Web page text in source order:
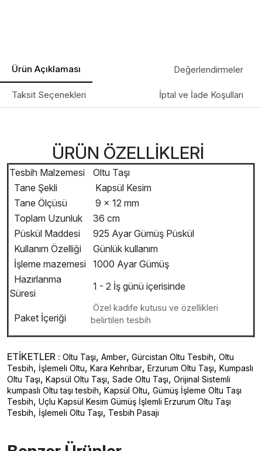
Ürün Açıklaması Değerlendirmeler
Taksit Seçenekleri İptal ve İade Koşulları
ÜRÜN ÖZELLİKLERİ
Tesbih Malzemesi
Oltu Taşı
Tane Şekli
Kapsül Kesim
Tane Ölçüsü
9 x 12 mm
Toplam Uzunluk
36 cm
Püskül Maddesi
925 Ayar Gümüş Püskül
Kullanım Özelliği
Günlük kullanım
İşleme mazemesi 1000 Ayar Gümüş
Hazırlanma
Süresi
1 - 2 İş günü içerisinde
Paket İçeriği
Özel kadife kutusu ve özellikleri
belirtilen tesbih
ETİKETLER : Oltu Taşı, Amber, Gürcistan Oltu Tesbih, Oltu
Tesbih, İşlemeli Oltu, Kara Kehribar, Erzurum Oltu Taşı, Kumpaslı
Oltu Taşı, Kapsül Oltu Taşı, Sade Oltu Taşı, Orijinal Sistemli
kumpaslı Oltu taşı tesbih, Kapsül Oltu, Gümüş İşleme Oltu Taşı
Tesbih, Uçlu Kapsül Kesim Gümüş İşlemli Erzurum Oltu Taşı
Tesbih, İşlemeli Oltu Taşı, Tesbih Pasajı